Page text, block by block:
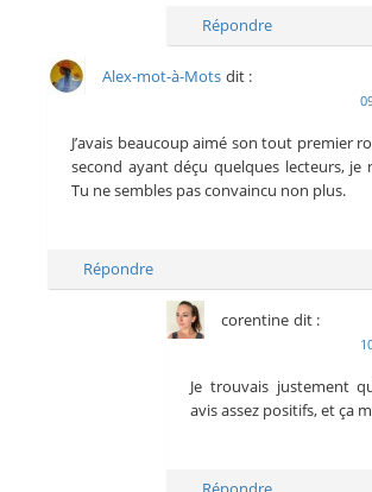
Répondre
Alex-mot-à-Mots dit :
J’avais beaucoup aimé son tout premier
second ayant déçu quelques lecteurs, je
Tu ne sembles pas convaincu non plus.
Répondre
corentine dit :
Je trouvais justement
avis assez positifs, et ça